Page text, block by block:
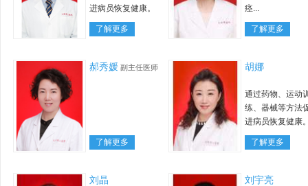
进病员恢复健康。
了解更多
痉...
了解更多
郝秀媛 副主任医师
了解更多
胡娜
通过药物、运动
练、器械等方法
进病员恢复健康
了解更多
刘晶 刘宇亮